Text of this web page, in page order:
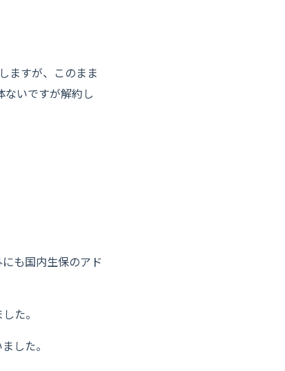
ますが、このまま
いですが解約し
も国内生保のアド
た。
した。